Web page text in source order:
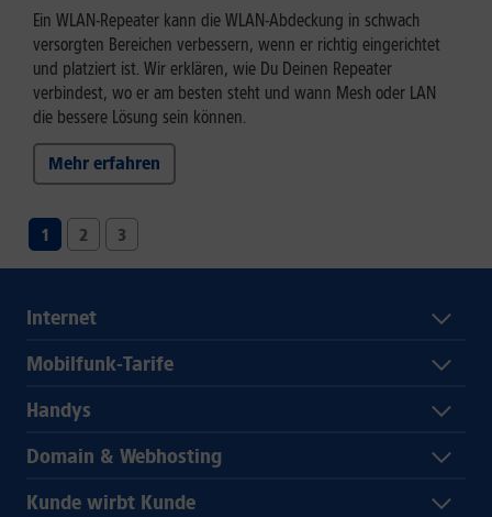
Ein WLAN-Repeater kann die WLAN-Abdeckung in schwach
versorgten Bereichen verbessern, wenn er richtig eingerichtet
und platziert ist. Wir erklären, wie Du Deinen Repeater
verbindest, wo er am besten steht und wann Mesh oder LAN
die bessere Lösung sein können.
Mehr erfahren
1 2 3
Internet
Mobilfunk-Tarife
Handys
Domain & Webhosting
Kunde wirbt Kunde